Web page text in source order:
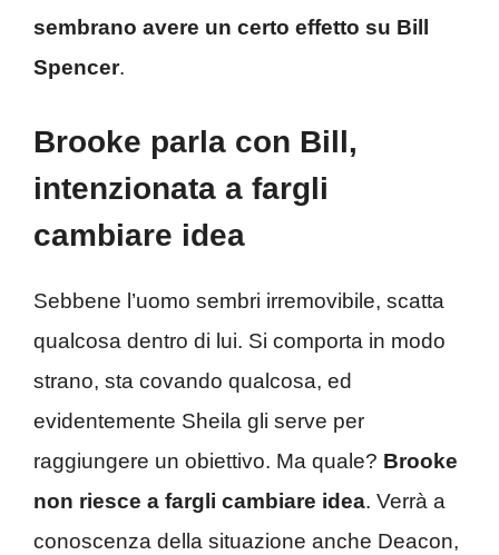
sembrano avere un certo effetto su Bill
Spencer.
Brooke parla con Bill,
intenzionata a fargli
cambiare idea
Sebbene l’uomo sembri irremovibile, scatta
qualcosa dentro di lui. Si comporta in modo
strano, sta covando qualcosa, ed
evidentemente Sheila gli serve per
raggiungere un obiettivo. Ma quale? Brooke
non riesce a fargli cambiare idea. Verrà a
conoscenza della situazione anche Deacon,